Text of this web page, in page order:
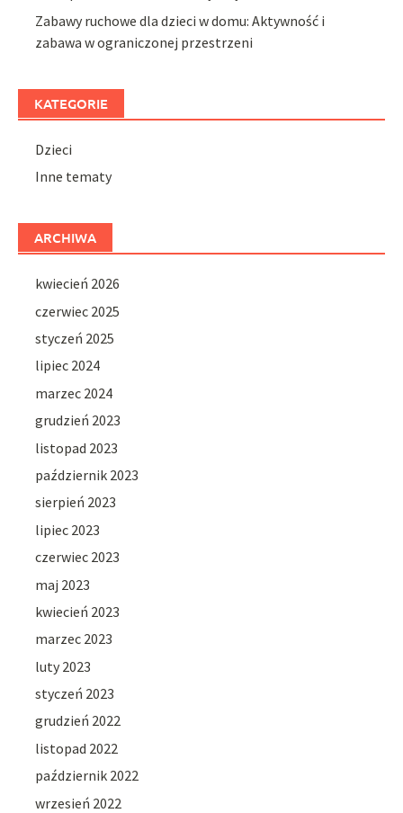
Zabawy ruchowe dla dzieci w domu: Aktywność i
zabawa w ograniczonej przestrzeni
KATEGORIE
Dzieci
Inne tematy
ARCHIWA
kwiecień 2026
czerwiec 2025
styczeń 2025
lipiec 2024
marzec 2024
grudzień 2023
listopad 2023
październik 2023
sierpień 2023
lipiec 2023
czerwiec 2023
maj 2023
kwiecień 2023
marzec 2023
luty 2023
styczeń 2023
grudzień 2022
listopad 2022
październik 2022
wrzesień 2022